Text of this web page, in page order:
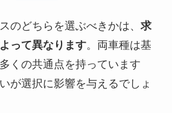
のどちらを選ぶべきかは、 求
って異なります。両車種は基
くの共通点を持っています
が選択に影響を与えるでしょ